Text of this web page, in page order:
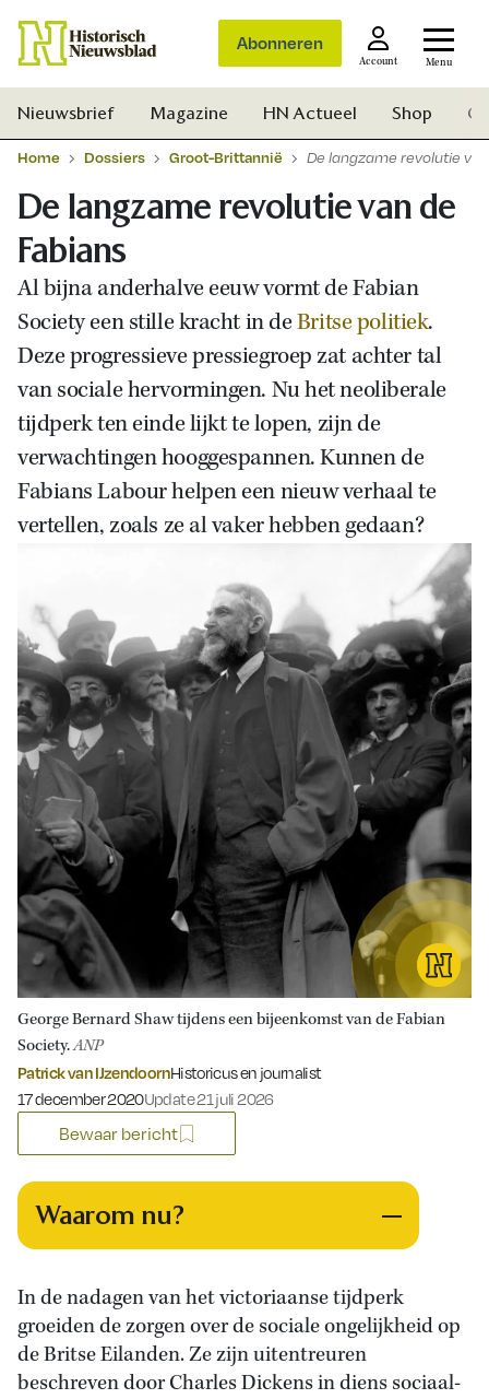
Abonneren
Account Menu
Zoek
Nieuwsbrief Magazine HN Actueel Shop
Home Dossiers Groot-Brittannië De langzame revolutie
De langzame revolutie van de
Fabians
Al bijna anderhalve eeuw vormt de Fabian
Society een stille kracht in deBritse politiek.
Deze progressieve pressiegroep zat achter tal
van sociale hervormingen. Nu het neoliberale
tijdperk ten einde lijkt te lopen, zijn de
verwachtingen hooggespannen. Kunnen de
Fabians Labour helpen een nieuw verhaal te
vertellen, zoals ze al vaker hebben gedaan?
George Bernard Shaw tijdens een bijeenkomst van de Fabian
Society.ANP
Patrick van IJzendoornHistoricus en journalist
Gepubliceerd op:
17 december 2020Update 21 juli 2026
Bewaar bericht
Waarom nu?
In de nadagen van het victoriaanse tijdperk
groeiden de zorgen over de sociale ongelijkheid op
de Britse Eilanden. Ze zijn uitentreuren
beschreven door Charles Dickens in diens sociaal-